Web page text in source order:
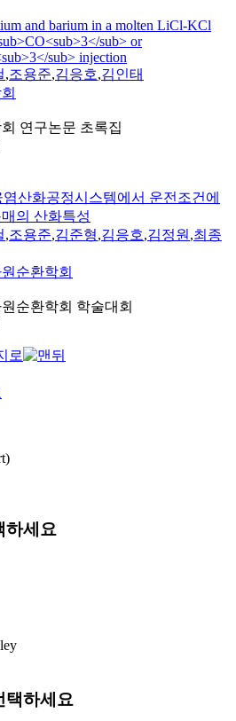
and barium in a molten LiCl-KCl
sub> or
sub> injection
,조용준,김응호,김인태
연구논문 초록집
산화공정시스템에서 운전조건에
의 산화특성
,조용준,김준형,김응호,김정원,최종
순환학회
순환학회 학술대회
하세요
택하세요